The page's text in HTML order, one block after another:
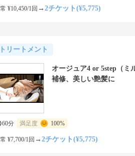
¥10,450/1回 → 2チケット(¥5,775)
リートメント
オージュア4 or 5step（ミ
補修、美しい艶髪に
60分 満足度 100%
¥7,700/1回 → 2チケット(¥5,775)